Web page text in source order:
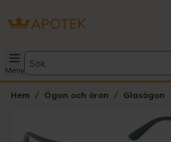
Meny
Sök
Hem Ögon och öron Glasögon
Lista: . Innehåller 1 objekt.